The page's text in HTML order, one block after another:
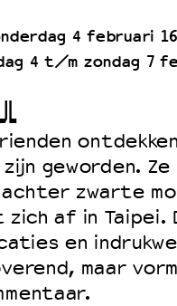
4 februari
4 t/m zondag 7
geworden.
zwarte
af in Taipei.
en
maar